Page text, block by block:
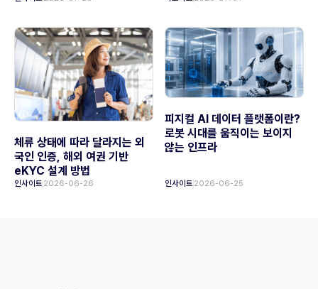
체류 상태에 따라 달라지는 외
국인 인증, 해외 여권 기반
eKYC 설계 방법
인사이트 2026-06-26
피지컬 AI 데이터 플랫폼이란?
로봇 시대를 움직이는 보이지
않는 인프라
인사이트 2026-06-25